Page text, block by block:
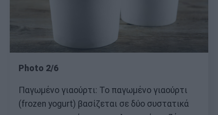
Photo 2/6
Παγωμένο γιαούρτι: Το παγωμένο γιαούρτι
(frozen yogurt) βασίζεται σε δύο συστατικά